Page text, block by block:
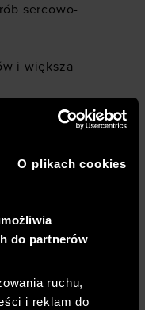
O plikach cookies
do partnerów
ruchu,
i reklam do
sercowo-
i większa
zadań.
wybrać?
od wielu
co do rodzaju
kluczowych